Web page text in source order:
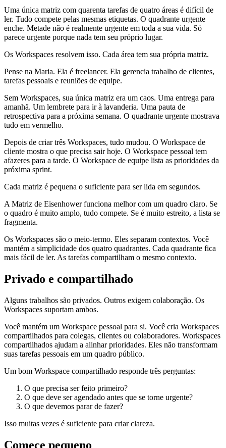
Uma única matriz com quarenta tarefas de quatro áreas é difícil de
ler. Tudo compete pelas mesmas etiquetas. O quadrante urgente
enche. Metade não é realmente urgente em toda a sua vida. Só
parece urgente porque nada tem seu próprio lugar.
Os Workspaces resolvem isso. Cada área tem sua própria matriz.
Pense na Maria. Ela é freelancer. Ela gerencia trabalho de clientes,
tarefas pessoais e reuniões de equipe.
Sem Workspaces, sua única matriz era um caos. Uma entrega para
amanhã. Um lembrete para ir à lavanderia. Uma pauta de
retrospectiva para a próxima semana. O quadrante urgente mostrava
tudo em vermelho.
Depois de criar três Workspaces, tudo mudou. O Workspace de
cliente mostra o que precisa sair hoje. O Workspace pessoal tem
afazeres para a tarde. O Workspace de equipe lista as prioridades da
próxima sprint.
Cada matriz é pequena o suficiente para ser lida em segundos.
A Matriz de Eisenhower funciona melhor com um quadro claro. Se
o quadro é muito amplo, tudo compete. Se é muito estreito, a lista se
fragmenta.
Os Workspaces são o meio-termo. Eles separam contextos. Você
mantém a simplicidade dos quatro quadrantes. Cada quadrante fica
mais fácil de ler. As tarefas compartilham o mesmo contexto.
Privado e compartilhado
Alguns trabalhos são privados. Outros exigem colaboração. Os
Workspaces suportam ambos.
Você mantém um Workspace pessoal para si. Você cria Workspaces
compartilhados para colegas, clientes ou colaboradores. Workspaces
compartilhados ajudam a alinhar prioridades. Eles não transformam
suas tarefas pessoais em um quadro público.
Um bom Workspace compartilhado responde três perguntas:
O que precisa ser feito primeiro?
O que deve ser agendado antes que se torne urgente?
O que devemos parar de fazer?
Isso muitas vezes é suficiente para criar clareza.
Comece pequeno